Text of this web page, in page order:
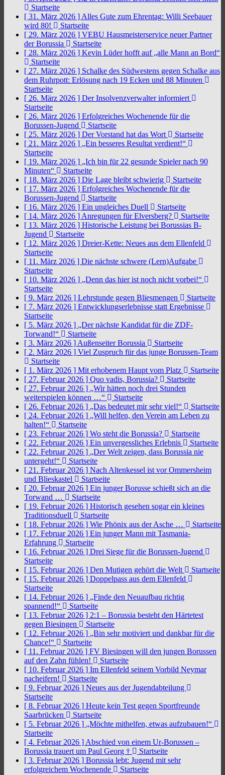
Startseite
[ 31. März 2026 ] Alles Gute zum Ehrentag: Willi Seebauer
wird 80!
Startseite
[ 29. März 2026 ] VEBU Hausmeisterservice neuer Partner
der Borussia
Startseite
[ 28. März 2026 ] Kevin Lüder hofft auf „alle Mann an Bord“
Startseite
[ 27. März 2026 ] Schalke des Südwestens gegen Schalke aus
dem Ruhrpott: Erlösung nach 19 Ecken und 88 Minuten
Startseite
[ 26. März 2026 ] Der Insolvenzverwalter informiert
Startseite
[ 26. März 2026 ] Erfolgreiches Wochenende für die
Borussen-Jugend
Startseite
[ 25. März 2026 ] Der Vorstand hat das Wort
Startseite
[ 21. März 2026 ] „Ein besseres Resultat verdient!“
Startseite
[ 19. März 2026 ] „Ich bin für 22 gesunde Spieler nach 90
Minuten“
Startseite
[ 18. März 2026 ] Die Lage bleibt schwierig
Startseite
[ 17. März 2026 ] Erfolgreiches Wochenende für die
Borussen-Jugend
Startseite
[ 16. März 2026 ] Ein ungleiches Duell
Startseite
[ 14. März 2026 ] Anregungen für Elversberg?
Startseite
[ 13. März 2026 ] Historische Leistung bei Borussias B-
Jugend
Startseite
[ 12. März 2026 ] Dreier-Kette: Neues aus dem Ellenfeld
Startseite
[ 11. März 2026 ] Die nächste schwere (Lern)Aufgabe
Startseite
[ 10. März 2026 ] „Denn das hier ist noch nicht vorbei!“
Startseite
[ 9. März 2026 ] Lehrstunde gegen Bliesmengen
Startseite
[ 7. März 2026 ] Entwicklungserlebnisse statt Ergebnisse
Startseite
[ 5. März 2026 ] „Der nächste Kandidat für die ZDF-
Torwand!“
Startseite
[ 3. März 2026 ] Außenseiter Borussia
Startseite
[ 2. März 2026 ] Viel Zuspruch für das junge Borussen-Team
Startseite
[ 1. März 2026 ] Mit erhobenem Haupt vom Platz
Startseite
[ 27. Februar 2026 ] Quo vadis, Borussia?
Startseite
[ 27. Februar 2026 ] „Wir hätten noch drei Stunden
weiterspielen können …“
Startseite
[ 26. Februar 2026 ] „Das bedeutet mir sehr viel!“
Startseite
[ 24. Februar 2026 ] „Will helfen, den Verein am Leben zu
halten!“
Startseite
[ 23. Februar 2026 ] Wo steht die Borussia?
Startseite
[ 22. Februar 2026 ] Ein unvergessliches Erlebnis
Startseite
[ 22. Februar 2026 ] „Der Welt zeigen, dass Borussia nie
untergeht!“
Startseite
[ 21. Februar 2026 ] Nach Altenkessel ist vor Ommersheim
und Blieskastel
Startseite
[ 20. Februar 2026 ] Ein junger Borusse schießt sich an die
Torwand …
Startseite
[ 19. Februar 2026 ] Historisch gesehen sogar ein kleines
Traditionsduell
Startseite
[ 18. Februar 2026 ] Wie Phönix aus der Asche …
Startseite
[ 17. Februar 2026 ] Ein junger Mann mit Tasmania-
Erfahrung
Startseite
[ 16. Februar 2026 ] Drei Siege für die Borussen-Jugend
Startseite
[ 15. Februar 2026 ] Den Mutigen gehört die Welt
Startseite
[ 15. Februar 2026 ] Doppelpass aus dem Ellenfeld
Startseite
[ 14. Februar 2026 ] „Finde den Neuaufbau richtig
spannend!“
Startseite
[ 13. Februar 2026 ] 2:1 – Borussia besteht den Härtetest
gegen Biesingen
Startseite
[ 12. Februar 2026 ] „Bin sehr motiviert und dankbar für die
Chance!“
Startseite
[ 11. Februar 2026 ] FV Biesingen will den jungen Borussen
auf den Zahn fühlen!
Startseite
[ 10. Februar 2026 ] Im Ellenfeld seinem Vorbild Neymar
nacheifern!
Startseite
[ 9. Februar 2026 ] Neues aus der Jugendabteilung
Startseite
[ 8. Februar 2026 ] Heute kein Test gegen Sportfreunde
Saarbrücken
Startseite
[ 5. Februar 2026 ] „Möchte mithelfen, etwas aufzubauen!“
Startseite
[ 4. Februar 2026 ] Abschied von einem Ur-Borussen –
Borussia trauert um Paul Georg †
Startseite
[ 3. Februar 2026 ] Borussia lebt: Jugend mit sehr
erfolgreichem Wochenende
Startseite